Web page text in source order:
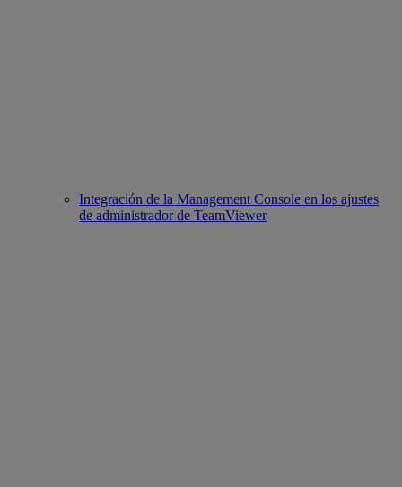
Integración de la Management Console en los ajustes
de administrador de TeamViewer